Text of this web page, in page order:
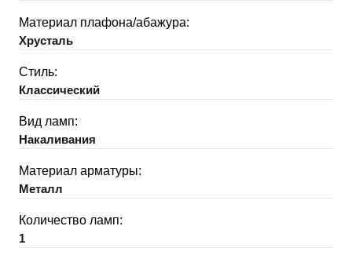
Материал плафона/абажура:
Хрусталь
Стиль:
Классический
Вид ламп:
Накаливания
Материал арматуры:
Металл
Количество ламп:
1